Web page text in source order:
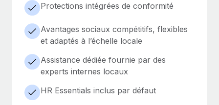
Protections intégrées de conformité
Avantages sociaux compétitifs, flexibles
et adaptés à l’échelle locale
Assistance dédiée fournie par des
experts internes locaux
HR Essentials inclus par défaut